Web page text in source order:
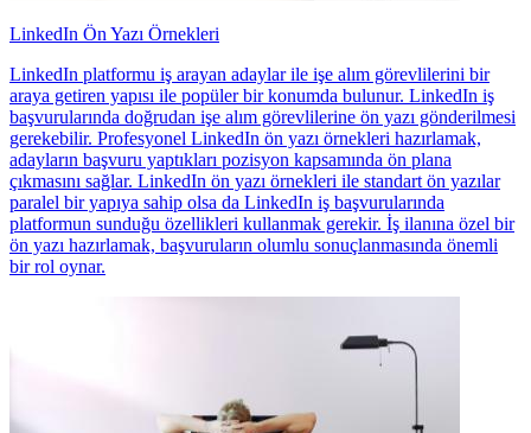
LinkedIn Ön Yazı Örnekleri
LinkedIn platformu iş arayan adaylar ile işe alım görevlilerini bir
araya getiren yapısı ile popüler bir konumda bulunur. LinkedIn iş
başvurularında doğrudan işe alım görevlilerine ön yazı gönderilmesi
gerekebilir. Profesyonel LinkedIn ön yazı örnekleri hazırlamak,
adayların başvuru yaptıkları pozisyon kapsamında ön plana
çıkmasını sağlar. LinkedIn ön yazı örnekleri ile standart ön yazılar
paralel bir yapıya sahip olsa da LinkedIn iş başvurularında
platformun sunduğu özellikleri kullanmak gerekir. İş ilanına özel bir
ön yazı hazırlamak, başvuruların olumlu sonuçlanmasında önemli
bir rol oynar.